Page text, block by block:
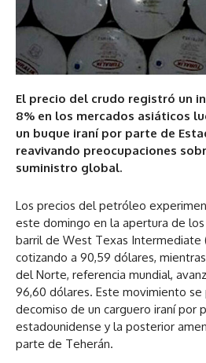
El precio del crudo registró un
8% en los mercados asiáticos
un buque iraní por parte de
reavivando preocupaciones
suministro global.
Los precios del petróleo
este domingo en la apertura de los
barril de West Texas Intermediate
cotizando a 90,59 dólares,
del Norte, referencia mundial,
96,60 dólares. Este movimiento
decomiso de un carguero iraní por
estadounidense y la posterior
parte de Teherán.